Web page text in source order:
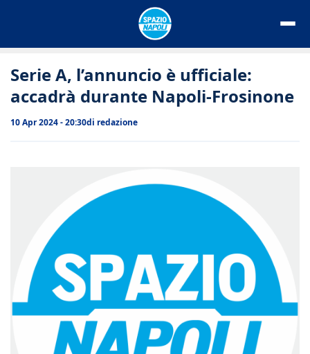
Serie A, l’annuncio è ufficiale:
accadrà durante Napoli-Frosinone
10 Apr 2024 - 20:30di redazione